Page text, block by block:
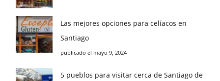
Las mejores opciones para celíacos en
Santiago
publicado el mayo 9, 2024
5 pueblos para visitar cerca de Santiago de